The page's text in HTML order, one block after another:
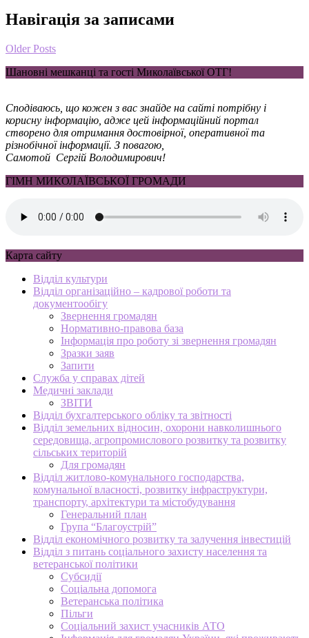
Навігація за записами
Older Posts
Шановні мешканці та гості Миколаївської ОТГ!
Сподіваюсь, що кожен з вас знайде на сайті потрібну і
корисну інформацію, адже цей інформаційний портал
створено для отримання достовірної, оперативної та
різнобічної інформації. З повагою,
Самотой Сергій Володимирович!
ГІМН МИКОЛАЇВСЬКОЇ ГРОМАДИ
Карта сайту
Відділ культури
Відділ організаційно – кадрової роботи та
документообігу
Звернення громадян
Нормативно-правова база
Інформація про роботу зі звернення громадян
Зразки заяв
Запити
Служба у справах дітей
Медичні заклади
ЗВІТИ
Відділ бухгалтерського обліку та звітності
Відділ земельних відносин, охорони навколишнього
середовища, агропромислового розвитку та розвитку
сільських територій
Для громадян
Відділ житлово-комунального господарства,
комунальної власності, розвитку інфраструктури,
транспорту, архітектури та містобудування
Генеральний план
Група “Благоустрій”
Відділ економічного розвитку та залучення інвестицій
Відділ з питань соціального захисту населення та
ветеранської політики
Субсидії
Соціальна допомога
Ветеранська політика
Пільги
Соціальний захист учасників АТО